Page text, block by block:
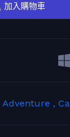
加入購物車
Adventure ,